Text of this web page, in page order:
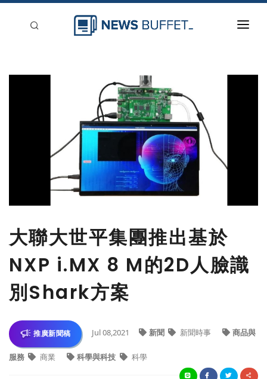
大聯大世平集團推出基於
NXP i.MX 8 M的2D人臉識
別Shark方案
推廣新聞稿 Jul 08,2021 新聞 新聞時事 商品與
服務 商業 科學與科技 科學